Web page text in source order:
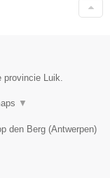
Luik.
▼
den Berg (Antwerpen)